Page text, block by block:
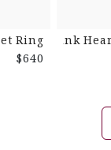
Pink
Ring
$640